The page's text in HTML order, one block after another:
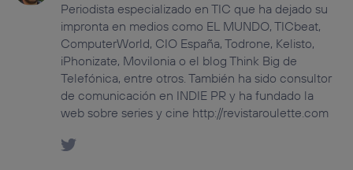
Periodista especializado en TIC que ha dejado su
impronta en medios como EL MUNDO, TICbeat,
ComputerWorld, CIO España, Todrone, Kelisto,
iPhonizate, Movilonia o el blog Think Big de
Telefónica, entre otros. También ha sido consultor
de comunicación en INDIE PR y ha fundado la
web sobre series y cine http://revistaroulette.com